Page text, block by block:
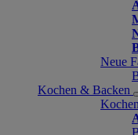
Neue
Kochen & Backen
Kochen